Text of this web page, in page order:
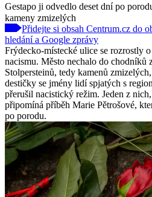
Gestapo ji odvedlo deset dní po
kameny zmizelých
Přidejte si obsah Centrum.cz do
hledání a Google zprávy
Frýdecko-místecké ulice se rozrostly
nacismu. Město nechalo do chodníků
Stolpersteinů, tedy kamenů
destičky se jmény lidí spjatých s
přerušil nacistický režim. Jeden z
připomíná příběh Marie Pětrošové,
po porodu.